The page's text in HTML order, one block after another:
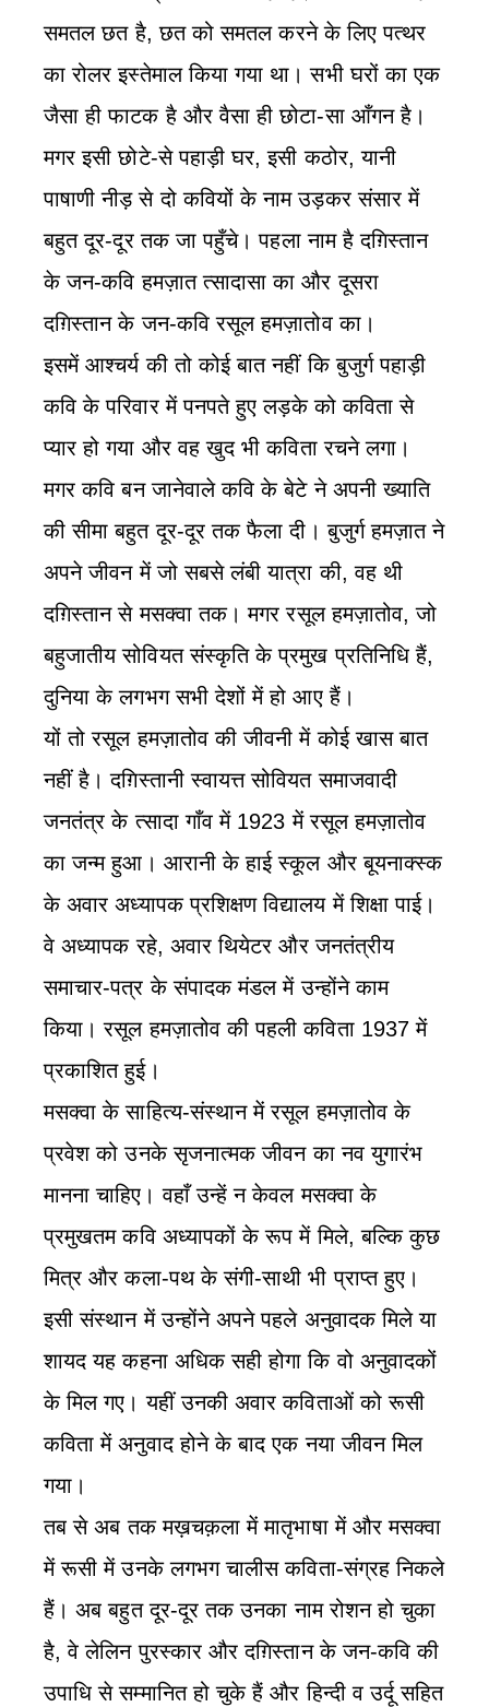
समतल छत है, छत को समतल करने के लिए पत्थर
का रोलर इस्तेमाल किया गया था। सभी घरों का एक
जैसा ही फाटक है और वैसा ही छोटा-सा आँगन है।
मगर इसी छोटे-से पहाड़ी घर, इसी कठोर, यानी
पाषाणी नीड़ से दो कवियों के नाम उड़कर संसार में
बहुत दूर-दूर तक जा पहुँचे। पहला नाम है दग़िस्तान
के जन-कवि हमज़ात त्सादासा का और दूसरा
दग़िस्तान के जन-कवि रसूल हमज़ातोव का।
इसमें आश्‍चर्य की तो कोई बात नहीं कि बुजुर्ग पहाड़ी
कवि के परिवार में पनपते हुए लड़के को कविता से
प्यार हो गया और वह खुद भी कविता रचने लगा।
मगर कवि बन जानेवाले कवि के बेटे ने अपनी ख्याति
की सीमा बहुत दूर-दूर तक फैला दी। बुजुर्ग हमज़ात ने
अपने जीवन में जो सबसे लंबी यात्रा की, वह थी
दग़िस्तान से मसक्वा तक। मगर रसूल हमज़ातोव, जो
बहुजातीय सोवियत संस्कृति के प्रमुख प्रतिनिधि हैं,
दुनिया के लगभग सभी देशों में हो आए हैं।
यों तो रसूल हमज़ातोव की जीवनी में कोई खास बात
नहीं है। दग़िस्तानी स्वायत्त सोवियत समाजवादी
जनतंत्र के त्सादा गाँव में 1923 में रसूल हमज़ातोव
का जन्म हुआ। आरानी के हाई स्कूल और बूयनाक्स्क
के अवार अध्यापक प्रशिक्षण विद्यालय में शिक्षा पाई।
वे अध्यापक रहे, अवार थियेटर और जनतंत्रीय
समाचार-पत्र के संपादक मंडल में उन्होंने काम
किया। रसूल हमज़ातोव की पहली कविता 1937 में
प्रकाशित हुई।
मसक्वा के साहित्य-संस्थान में रसूल हमज़ातोव के
प्रवेश को उनके सृजनात्मक जीवन का नव युगारंभ
मानना चाहिए। वहाँ उन्हें न केवल मसक्वा के
प्रमुखतम कवि अध्यापकों के रूप में मिले, बल्कि कुछ
मित्र और कला-पथ के संगी-साथी भी प्राप्त हुए।
इसी संस्थान में उन्होंने अपने पहले अनुवादक मिले या
शायद यह कहना अधिक सही होगा कि वो अनुवादकों
के मिल गए। यहीं उनकी अवार कविताओं को रूसी
कविता में अनुवाद होने के बाद एक नया जीवन मिल
गया।
तब से अब तक मख़चक़ला में मातृभाषा में और मसक्वा
में रूसी में उनके लगभग चालीस कविता-संग्रह निकले
हैं। अब बहुत दूर-दूर तक उनका नाम रोशन हो चुका
है, वे लेलिन पुरस्कार और दग़िस्तान के जन-कवि की
उपाधि से सम्मानित हो चुके हैं और हिन्दी व उर्दू सहित